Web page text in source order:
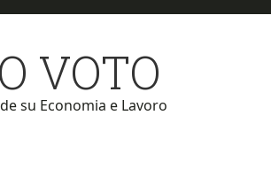
VOTO
su Economia e Lavoro